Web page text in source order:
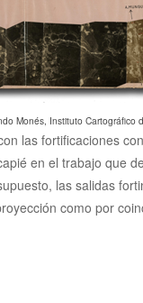
Monés, Instituto Cartográfico
las fortificaciones
en el trabajo que
las salidas
como por